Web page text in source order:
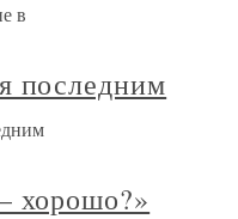
в
последним
хорошо?»